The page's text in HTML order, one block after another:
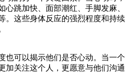
心跳加快、面部潮红、手脚发麻、
。这些身体反应的强烈程度和持续
也可以揭示他们是否心动。当一个
加关注这个人，更愿意与他们沟通